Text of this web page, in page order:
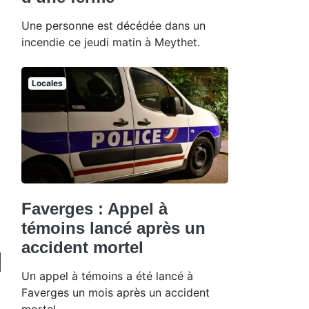
Une personne est décédée dans un
incendie ce jeudi matin à Meythet.
Locales
Faverges : Appel à
témoins lancé après un
accident mortel
Un appel à témoins a été lancé à
Faverges un mois après un accident